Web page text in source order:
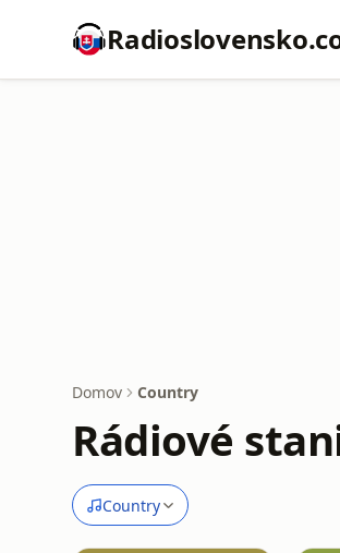
Domov Country
Rádiové
Country